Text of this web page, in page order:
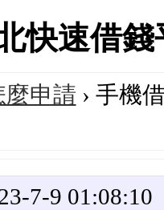
快速借
申請 › 手機
7-9 01:08:10